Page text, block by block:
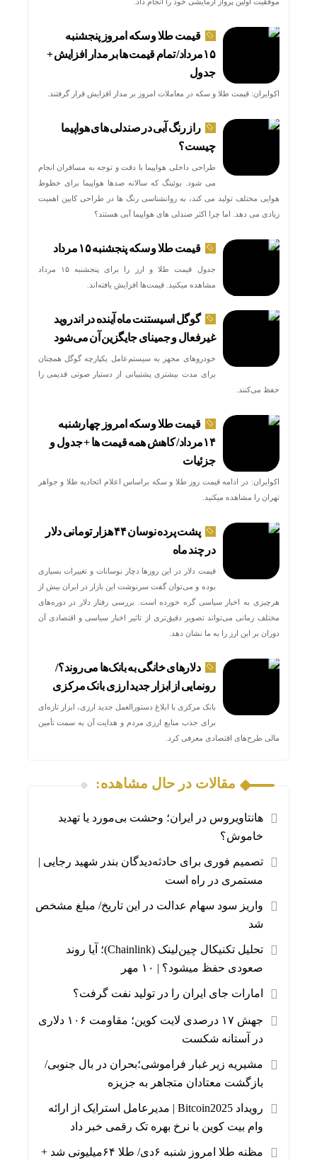
قیمت طلا و سکه امروز پنجشنبه
۱۵مرداد/ تمام قیمت ها بر مدار افزایش +
جدول
اکوایران: قیمت طلا و سکه در معاملات امروز بر مدار افزایش قرار گرفتند.
راز رنگ آبی در صندلی های هواپیما
چیست؟
طراحی داخلی هواپیما با دقت و توجه به مسافران انجام
می شود. بوئینگ که سالانه صدها هواپیما برای خطوط
هوایی مختلف تولید می کند، به روانشناسی رنگ ها در طراحی کابین اهمیت
زیادی می دهد. اما چرا اکثر صندلی های هواپیما آبی هستند؟
قیمت طلا و سکه پنجشنبه ۱۵ مرداد
جدول قیمت طلا و ارز را برای پنجشنبه ۱۵ مرداد
مشاهده میکنید. قیمت‌ها افزایش یافته‌اند.
گوگل اسیستنت ماه آینده در اندروید
غیرفعال و جمینای جایگزین آن می‌شود
خودروهای مجهز به سیستم‌عامل یکپارچه گوگل همچنان
برای مدت بیشتری پشتیبانی از دستیار صوتی قدیمی را
حفظ می‌کنند.
قیمت طلا و سکه امروز چهارشنبه
۱۴مرداد/ کاهش همه قیمت ها + جدول و
جزئیات
اکوایران: در ادامه قیمت روز طلا و سکه براساس اعلام اتحادیه طلا و جواهر
تهران را مشاهده میکنید.
پشت پرده نوسان ۴۴ هزار تومانی دلار
در چند ماه
قیمت دلار در این روزها دچار نوسانات و تغییرات بسیاری
بوده و می‌توان گفت سرنوشت این بازار در ایران بیش از
هرچیزی به اخبار سیاسی گره خورده است. بررسی رفتار دلار در دوره‌های
مختلف زمانی می‌تواند تصویر دقیق‌تری از تاثیر اخبار سیاسی و اقتصادی آن
دوران بر این ارز را به ما نشان دهد.
دلارهای خانگی به بانک‌ها می‌روند؟/
رونمایی از ابزار جدید ارزی بانک مرکزی
بانک مرکزی با ابلاغ دستورالعمل جدید ارزی، ابزار تازه‌ای
برای جذب منابع ارزی مردم و هدایت آن به سمت تأمین
مالی طرح‌های اقتصادی معرفی کرد.
مقالات در حال مشاهده:
هانتاویروس در ایران؛ وحشت بی‌مورد یا تهدید
خاموش؟
تصمیم فوری برای حادثه‌دیدگان بندر شهید رجایی |
مستمری در راه است
واریز سود سهام عدالت در این تاریخ/ مبلغ مشخص
شد
تحلیل تکنیکال چین‌لینک (Chainlink)؛ آیا روند
صعودی حفظ میشود؟ | ۱۰ مهر
امارات جای ایران را در تولید نفت گرفت؟
جهش ۱۷ درصدی لایت‌ کوین؛ مقاومت ۱۰۶ دلاری
در آستانه شکست
مشیریه زیر غبار فراموشی؛بحران در بال جنوبی/
بازگشت معتادان متجاهر به جزیزه
رویداد Bitcoin2025 | مدیرعامل استرایک از ارائه
وام بیت کوین با نرخ بهره تک رقمی خبر داد
مظنه طلا امروز شنبه ۶دی/ طلا ۶۴میلیونی شد +